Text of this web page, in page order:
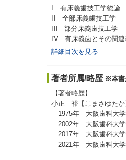
I 有床義歯技工学総論
II 全部床義歯技工学
III 部分床義歯技工学
IV 有床義歯とその関連
詳細目次を見る
著者所属/略歴 ※本書
【著者略歴】
小正 裕【こまさゆたか
1975年 大阪歯科大
2002年 大阪歯科大学
2017年 大阪歯科大学
2021年 大阪歯科大学